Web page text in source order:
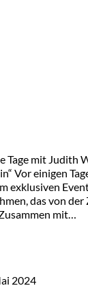
Tage mit Judith
Vor einigen
exklusiven
das von
mit…
2024